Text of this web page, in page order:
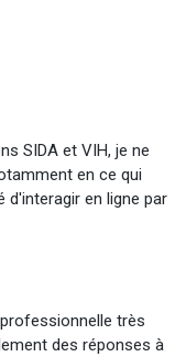
SIDA et VIH, je ne
en ce qui
en ligne par
très
des réponses à